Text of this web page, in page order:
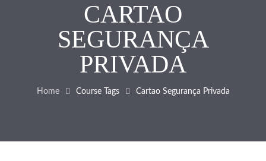
CARTAO
SEGURANÇA
PRIVADA
Home Course Tags Cartao Segurança Privada